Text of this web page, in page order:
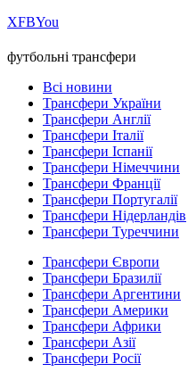
ХFBYou
футбольні трансфери
Всі новини
Трансфери України
Трансфери Англії
Трансфери Італії
Трансфери Іспанії
Трансфери Німеччини
Трансфери Франції
Трансфери Португалії
Трансфери Нідерландів
Трансфери Туреччини
Трансфери Європи
Трансфери Бразилії
Трансфери Аргентини
Трансфери Америки
Трансфери Африки
Трансфери Азії
Трансфери Росії